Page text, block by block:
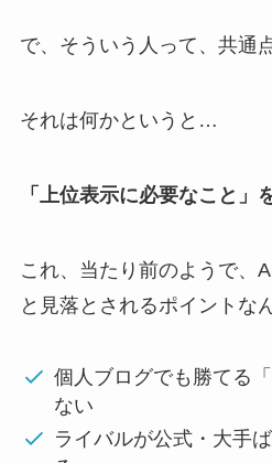
で、そういう人って、共通
それは何かというと…
「上位表示に必要なこと」
これ、当たり前のようで、
と見落とされるポイントな
個人ブログでも勝てる
ない
ライバルが公式・大手